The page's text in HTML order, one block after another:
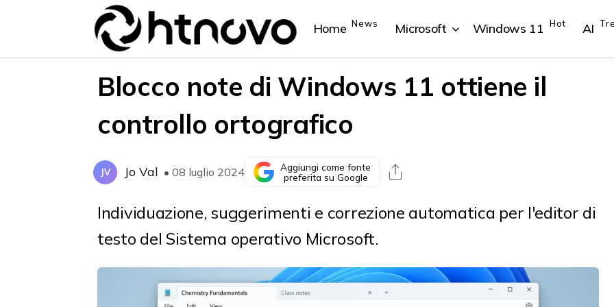
Home News Microsoft
{{POSTS[0].LABEL}} {{POSTS[1].LABEL}}
Windows 11 Hot AI
{{POSTS[0].LABEL}} {{POSTS[1].LABEL}}
Blocco note di Windows 11 ottiene il
controllo ortografico
JV Jo Val • 08 luglio 2024
Aggiungi come fonte
preferita su Google
Individuazione, suggerimenti e correzione automatica per l'editor di
testo del Sistema operativo Microsoft.